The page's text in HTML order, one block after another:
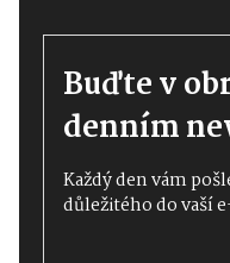
Buďte v
denním
Každý den vám
důležitého do vaší